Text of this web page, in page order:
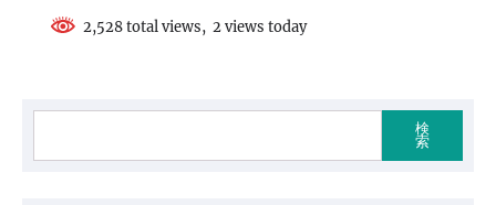
2,528 total views, 2 views today
検
索